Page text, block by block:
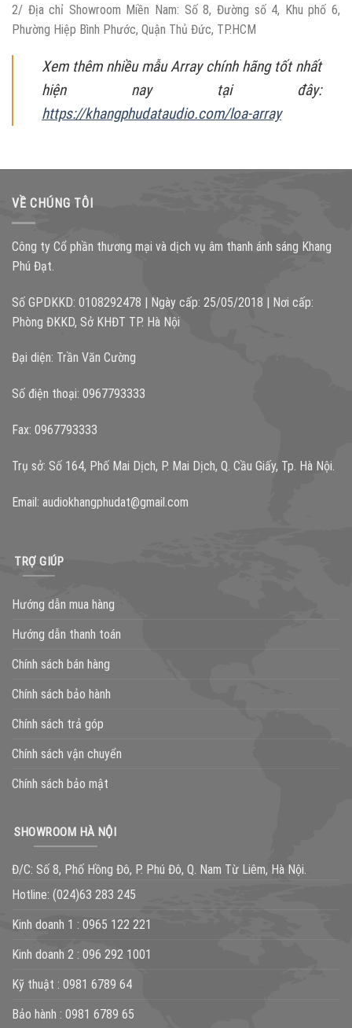
2/ Địa chỉ Showroom Miền Nam: Số 8, Đường số 4, Khu phố 6,
Phường Hiệp Bình Phước, Quận Thủ Đức, TP.HCM
Xem thêm nhiều mẫu Array chính hãng tốt nhất
hiện nay tại đây:
https://khangphudataudio.com/loa-array
VỀ CHÚNG TÔI
Công ty Cổ phần thương mại và dịch vụ âm thanh ánh sáng Khang
Phú Đạt.
Số GPDKKD: 0108292478 | Ngày cấp: 25/05/2018 | Nơi cấp:
Phòng ĐKKD, Sở KHĐT TP. Hà Nội
Đại diện: Trần Văn Cường
Số điện thoại: 0967793333
Fax: 0967793333
Trụ sở: Số 164, Phố Mai Dịch, P. Mai Dịch, Q. Cầu Giấy, Tp. Hà Nội.
Email: audiokhangphudat@gmail.com
TRỢ GIÚP
Hướng dẫn mua hàng
Hướng dẫn thanh toán
Chính sách bán hàng
Chính sách bảo hành
Chính sách trả góp
Chính sách vận chuyển
Chính sách bảo mật
SHOWROOM HÀ NỘI
Đ/C: Số 8, Phố Hồng Đô, P. Phú Đô, Q. Nam Từ Liêm, Hà Nội.
Hotline: (024)63 283 245
Kinh doanh 1 : 0965 122 221
Kinh doanh 2 : 096 292 1001
Kỹ thuật : 0981 6789 64
Bảo hành : 0981 6789 65